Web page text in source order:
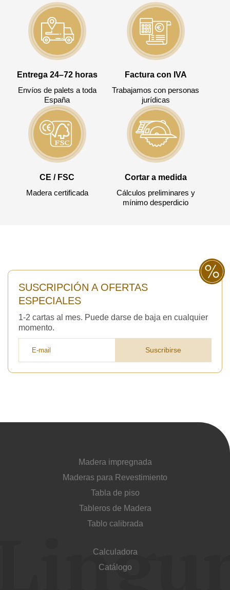
Entrega 24–72 horas
Envíos de palets a toda
España
Factura con IVA
Trabajamos con personas
jurídicas
CE / FSC
Madera certificada
Cortar a medida
Cálculos preliminares y
mínimo desperdicio
SUSCRIPCIÓN A OFERTAS
ESPECIALES
1-2 cartas al mes. Puede darse de baja en cualquier
momento.
Suscribirse
Madera impregnada
Maderas para Revestimiento
Tabla de piso
Tableros de Madera
Tablo calibrada
Calculadora
Catálogo